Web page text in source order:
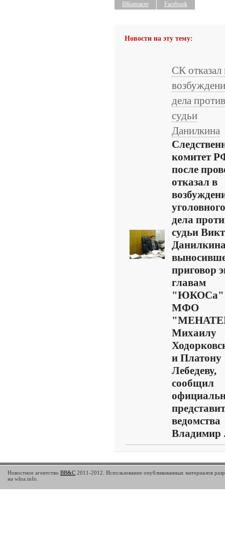
ВКонтакте Facebook
Новости на эту тему:
СК отказал
дела против
судьи
Данилкина
комитет
после
отказал в
уголовного
дела
судьи
приговор
главам
"ЮКОСа"
МФО
Михаилу
и Платону
Лебедеву,
сообщил
ведомства
Владимир
Новостное агентство BB&C 2011-2012. Использование опубликованных материалов
на wlna.info.